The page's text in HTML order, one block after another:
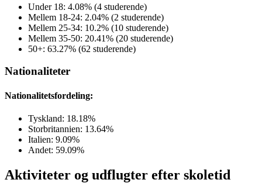
Under 18: 4.08% (4 studerende)
Mellem 18-24: 2.04% (2 studerende)
Mellem 25-34: 10.2% (10 studerende)
Mellem 35-50: 20.41% (20 studerende)
50+: 63.27% (62 studerende)
Nationaliteter
Nationalitetsfordeling:
Tyskland: 18.18%
Storbritannien: 13.64%
Italien: 9.09%
Andet: 59.09%
Aktiviteter og udflugter efter skoletid